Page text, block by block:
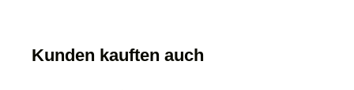
Kunden kauften auch